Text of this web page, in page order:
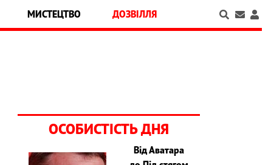
МИСТЕЦТВО ДОЗВІЛЛЯ
ОСОБИСТІСТЬ ДНЯ
Від Аватара